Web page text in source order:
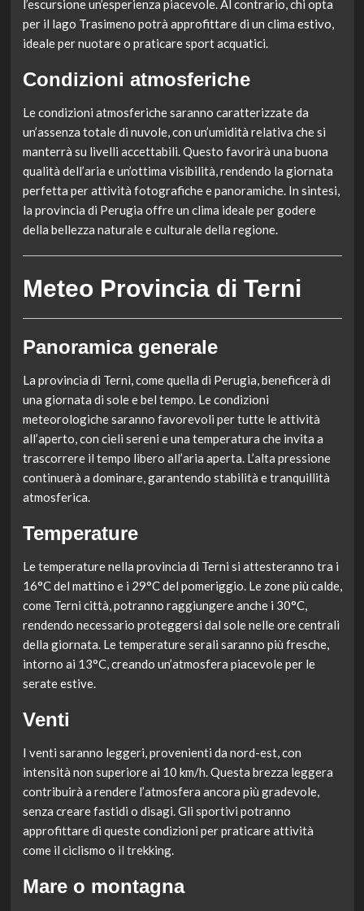
l’escursione un’esperienza piacevole. Al contrario, chi opta
per il lago Trasimeno potrà approfittare di un clima estivo,
ideale per nuotare o praticare sport acquatici.
Condizioni atmosferiche
Le condizioni atmosferiche saranno caratterizzate da
un’assenza totale di nuvole, con un’umidità relativa che si
manterrà su livelli accettabili. Questo favorirà una buona
qualità dell’aria e un’ottima visibilità, rendendo la giornata
perfetta per attività fotografiche e panoramiche. In sintesi,
la provincia di Perugia offre un clima ideale per godere
della bellezza naturale e culturale della regione.
Meteo Provincia di Terni
Panoramica generale
La provincia di Terni, come quella di Perugia, beneficerà di
una giornata di sole e bel tempo. Le condizioni
meteorologiche saranno favorevoli per tutte le attività
all’aperto, con cieli sereni e una temperatura che invita a
trascorrere il tempo libero all’aria aperta. L’alta pressione
continuerà a dominare, garantendo stabilità e tranquillità
atmosferica.
Temperature
Le temperature nella provincia di Terni si attesteranno tra i
16°C del mattino e i 29°C del pomeriggio. Le zone più calde,
come Terni città, potranno raggiungere anche i 30°C,
rendendo necessario proteggersi dal sole nelle ore centrali
della giornata. Le temperature serali saranno più fresche,
intorno ai 13°C, creando un’atmosfera piacevole per le
serate estive.
Venti
I venti saranno leggeri, provenienti da nord-est, con
intensità non superiore ai 10 km/h. Questa brezza leggera
contribuirà a rendere l’atmosfera ancora più gradevole,
senza creare fastidi o disagi. Gli sportivi potranno
approfittare di queste condizioni per praticare attività
come il ciclismo o il trekking.
Mare o montagna